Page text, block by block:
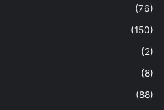
(76)
(150)
(2)
(8)
(88)